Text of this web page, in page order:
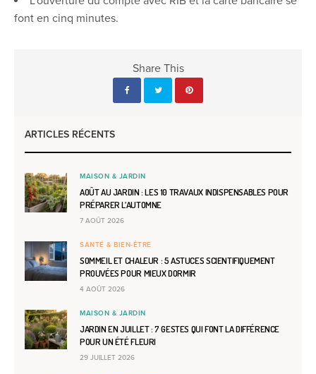
font en cinq minutes.
Share This
ARTICLES RÉCENTS
MAISON & JARDIN
AOÛT AU JARDIN : LES 10 TRAVAUX INDISPENSABLES POUR
PRÉPARER L’AUTOMNE
7 AOÛT 2026
SANTÉ & BIEN-ÊTRE
SOMMEIL ET CHALEUR : 5 ASTUCES SCIENTIFIQUEMENT
PROUVÉES POUR MIEUX DORMIR
4 AOÛT 2026
MAISON & JARDIN
JARDIN EN JUILLET : 7 GESTES QUI FONT LA DIFFÉRENCE
POUR UN ÉTÉ FLEURI
29 JUILLET 2026